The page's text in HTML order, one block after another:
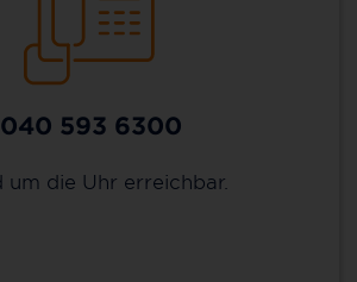
040 593 6300
um die Uhr erreichbar.